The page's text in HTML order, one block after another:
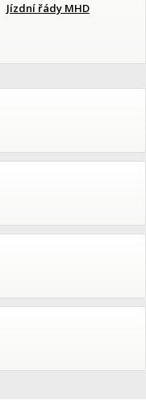
Jízdní řády MHD